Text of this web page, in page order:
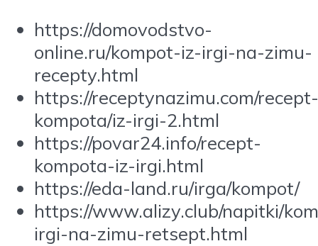
https://domovodstvo-
online.ru/kompot-iz-irgi-na-zimu-
recepty.html
https://receptynazimu.com/recept-
kompota/iz-irgi-2.html
https://povar24.info/recept-
kompota-iz-irgi.html
https://eda-land.ru/irga/kompot/
https://www.alizy.club/napitki/
irgi-na-zimu-retsept.html